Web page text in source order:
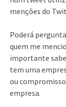
menções do
Poderá
quem me
importante
tem uma
ou
empresa.